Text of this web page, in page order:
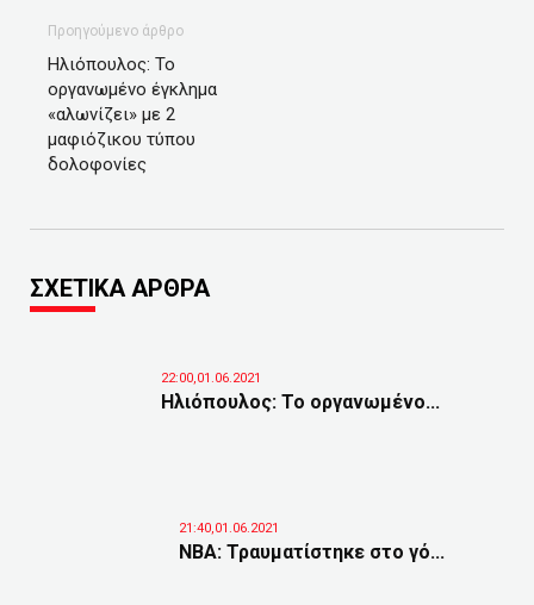
Προηγούμενο άρθρο
Ηλιόπουλος: Το
οργανωμένο έγκλημα
«αλωνίζει» με 2
μαφιόζικου τύπου
δολοφονίες
ΣΧΕΤΙΚΑ ΑΡΘΡΑ
22:00,01.06.2021
Ηλιόπουλος: Το οργανωμένο...
21:40,01.06.2021
NBA: Τραυματίστηκε στο γό...